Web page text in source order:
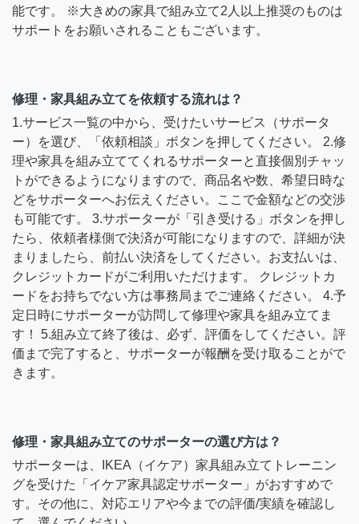
能です。 ※大きめの家具で組み立て2人以上推奨のものは
サポートをお願いされることもございます。
修理・家具組み立てを依頼する流れは？
1.サービス一覧の中から、受けたいサービス（サポータ
ー）を選び、「依頼相談」ボタンを押してください。 2.修
理や家具を組み立ててくれるサポーターと直接個別チャッ
トができるようになりますので、商品名や数、希望日時な
どをサポーターへお伝えください。ここで金額などの交渉
も可能です。 3.サポーターが「引き受ける」ボタンを押し
たら、依頼者様側で決済が可能になりますので、詳細が決
まりましたら、前払い決済をしてください。お支払いは、
クレジットカードがご利用いただけます。 クレジットカ
ードをお持ちでない方は事務局までご連絡ください。 4.予
定日時にサポーターが訪問して修理や家具を組み立てま
す！ 5.組み立て終了後は、必ず、評価をしてください。評
価まで完了すると、サポーターが報酬を受け取ることがで
きます。
修理・家具組み立てのサポーターの選び方は？
サポーターは、IKEA（イケア）家具組み立てトレーニン
グを受けた「イケア家具認定サポーター」がおすすめで
す。その他に、対応エリアや今までの評価/実績を確認し